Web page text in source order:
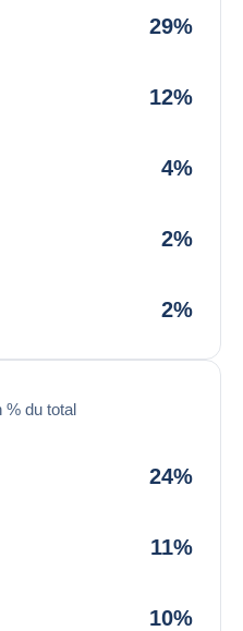
29%
12%
4%
2%
2%
% du total
24%
11%
10%